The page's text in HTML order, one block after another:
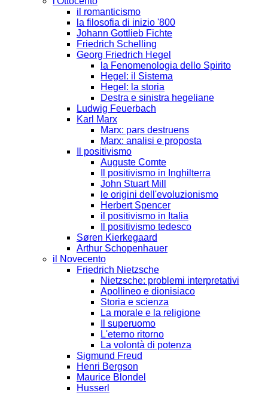
il romanticismo
la filosofia di inizio '800
Johann Gottlieb Fichte
Friedrich Schelling
Georg Friedrich Hegel
la Fenomenologia dello Spirito
Hegel: il Sistema
Hegel: la storia
Destra e sinistra hegeliane
Ludwig Feuerbach
Karl Marx
Marx: pars destruens
Marx: analisi e proposta
Il positivismo
Auguste Comte
Il positivismo in Inghilterra
John Stuart Mill
le origini dell'evoluzionismo
Herbert Spencer
il positivismo in Italia
Il positivismo tedesco
Søren Kierkegaard
Arthur Schopenhauer
il Novecento
Friedrich Nietzsche
Nietzsche: problemi interpretativi
Apollineo e dionisiaco
Storia e scienza
La morale e la religione
Il superuomo
L'eterno ritorno
La volontà di potenza
Sigmund Freud
Henri Bergson
Maurice Blondel
Husserl